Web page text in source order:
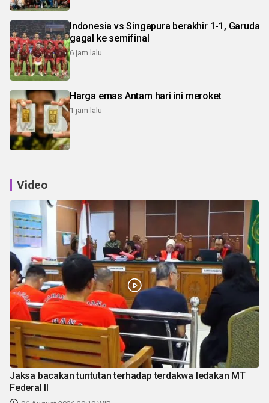
Indonesia vs Singapura berakhir 1-1, Garuda
gagal ke semifinal
6 jam lalu
Harga emas Antam hari ini meroket
1 jam lalu
Video
Jaksa bacakan tuntutan terhadap terdakwa ledakan MT
Federal II